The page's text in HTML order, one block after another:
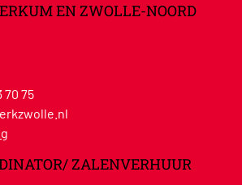
EN ZWOLLE-NOORD
70 75
ZALENVERHUUR